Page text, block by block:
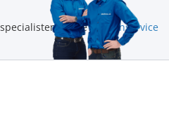
via deklantenservice